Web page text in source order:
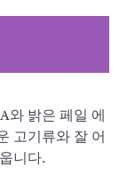
와 밝은 페일 에
고기류와 잘 어
니다.